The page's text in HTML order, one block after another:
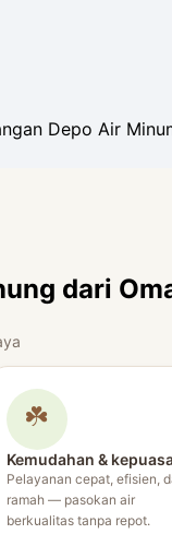
Depo Air
dari
☘️
Kemudahan &
Pelayanan cepat, efisien,
ramah — pasokan air
berkualitas tanpa repot.